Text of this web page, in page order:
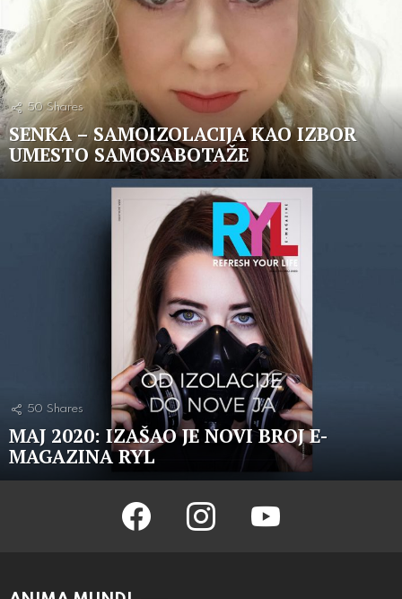
50 Shares
SENKA – SAMOIZOLACIJA KAO IZBOR
UMESTO SAMOSABOTAŽE
50 Shares
MAJ 2020: IZAŠAO JE NOVI BROJ E-
MAGAZINA RYL
facebook instagram youtube